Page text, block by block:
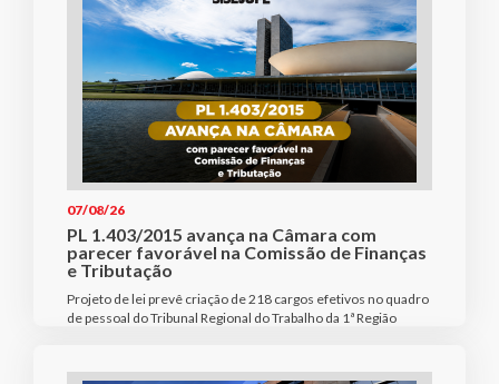
07/08/26
PL 1.403/2015 avança na Câmara com
parecer favorável na Comissão de Finanças
e Tributação
Projeto de lei prevê criação de 218 cargos efetivos no quadro
de pessoal do Tribunal Regional do Trabalho da 1ª Região